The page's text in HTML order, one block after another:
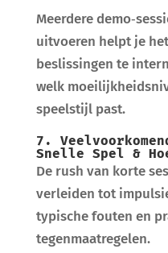
Meerdere
uitvoeren helpt je
beslissingen te
welk
speelstijl past.
7.
Snelle Spel &
De rush van korte
verleiden tot
typische fouten en
tegenmaatregelen.